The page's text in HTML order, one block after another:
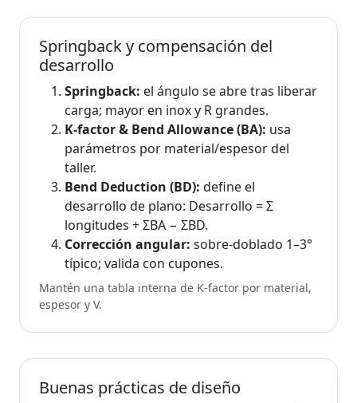
Springback y compensación del
desarrollo
Springback: el ángulo se abre tras liberar
carga; mayor en inox y R grandes.
K‑factor & Bend Allowance (BA): usa
parámetros por material/espesor del
taller.
Bend Deduction (BD): define el
desarrollo de plano: Desarrollo = Σ
longitudes + ΣBA − ΣBD.
Corrección angular: sobre‑doblado 1–3°
típico; valida con cupones.
Mantén una tabla interna de K‑factor por material,
espesor y V.
Buenas prácticas de diseño